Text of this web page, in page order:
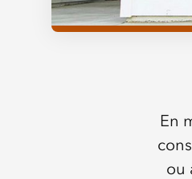
En
ou